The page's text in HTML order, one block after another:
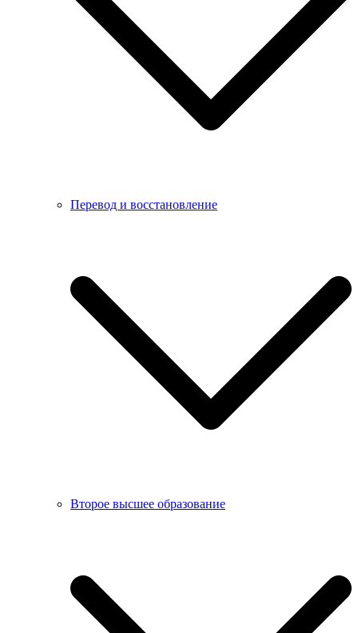
Перевод и восстановление
Второе высшее образование